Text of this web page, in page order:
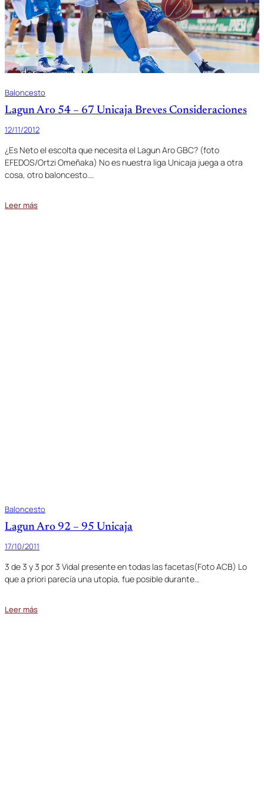
Baloncesto
Lagun Aro 54 – 67 Unicaja Breves Consideraciones
12/11/2012
¿Es Neto el escolta que necesita el Lagun Aro GBC? (foto
EFEDOS/Ortzi Omeñaka) No es nuestra liga Unicaja juega a otra
cosa, otro baloncesto.…
Leer más
Baloncesto
Lagun Aro 92 – 95 Unicaja
17/10/2011
3 de 3 y 3 por 3 Vidal presente en todas las facetas(Foto ACB) Lo
que a priori parecía una utopía, fue posible durante…
Leer más